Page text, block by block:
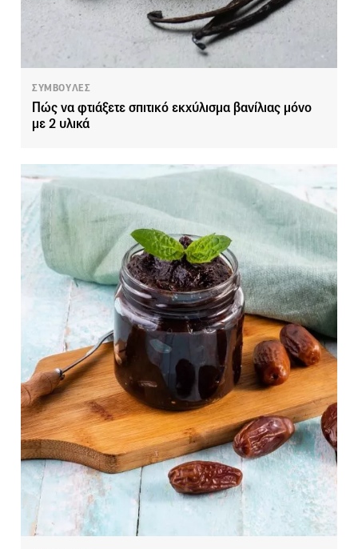
ΣΥΜΒΟΥΛΕΣ
Πώς να φτιάξετε σπιτικό εκχύλισμα βανίλιας μόνο
με 2 υλικά